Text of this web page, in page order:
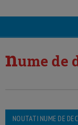
nume de
NOUTATI NUME DE